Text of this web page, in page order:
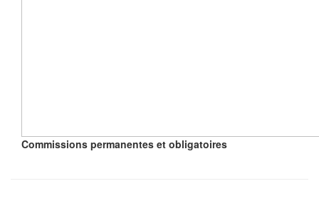
Commissions permanentes et obligatoires